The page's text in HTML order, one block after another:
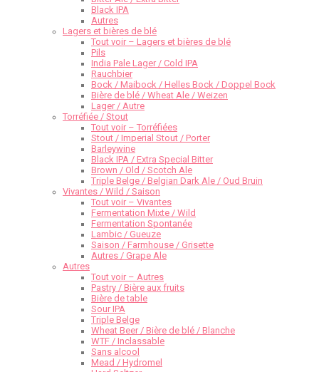
Black IPA
Autres
Lagers et bières de blé
Tout voir – Lagers et bières de blé
Pils
India Pale Lager / Cold IPA
Rauchbier
Bock / Maibock / Helles Bock / Doppel Bock
Bière de blé / Wheat Ale / Weizen
Lager / Autre
Torréfiée / Stout
Tout voir – Torréfiées
Stout / Imperial Stout / Porter
Barleywine
Black IPA / Extra Special Bitter
Brown / Old / Scotch Ale
Triple Belge / Belgian Dark Ale / Oud Bruin
Vivantes / Wild / Saison
Tout voir – Vivantes
Fermentation Mixte / Wild
Fermentation Spontanée
Lambic / Gueuze
Saison / Farmhouse / Grisette
Autres / Grape Ale
Autres
Tout voir – Autres
Pastry / Bière aux fruits
Bière de table
Sour IPA
Triple Belge
Wheat Beer / Bière de blé / Blanche
WTF / Inclassable
Sans alcool
Mead / Hydromel